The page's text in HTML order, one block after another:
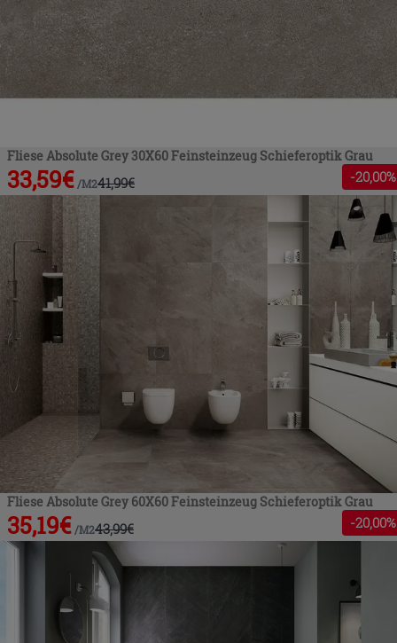
Fliese Absolute Grey 30X60 Feinsteinzeug Schieferoptik Grau
33,59€ /M241,99€ -20,00%
Fliese Absolute Grey 60X60 Feinsteinzeug Schieferoptik Grau
35,19€ /M243,99€ -20,00%